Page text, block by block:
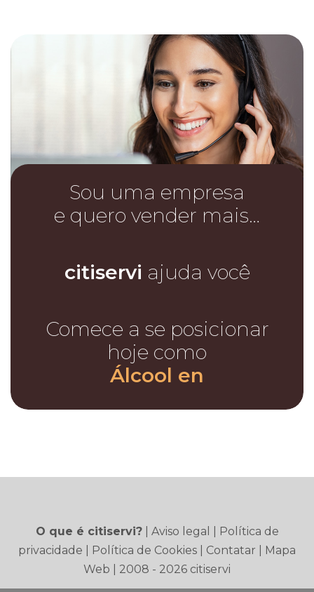
Sou uma empresa
e quero vender mais…
citiservi ajuda você
Comece a se posicionar
hoje como
Álcool en
O que é citiservi?| Aviso legal
Política de
privacidade
Política de Cookies Contatar
Mapa
Web | 2008 - 2026 citiservi